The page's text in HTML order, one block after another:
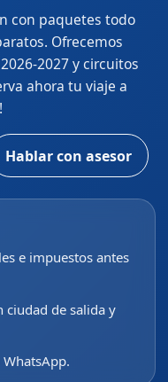
con paquetes todo
Ofrecemos
2027 y circuitos
ahora tu viaje a
Hablar con asesor
e impuestos antes
ciudad de salida y